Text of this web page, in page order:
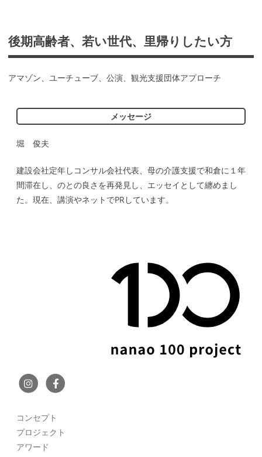
後期高齢者、若い世代、里帰りしたい方
アマゾン、ユーチューブ、公演、観光支援団体アプローチ
メッセージ
堀 俊夫
建設会社定年しコンサル会社代表、母の介護支援で和倉に１年
間滞在し、のとの良さを再発見し、エッセイとして纏めまし
た。現在、講演やネットでPRしています。
コンセプト
プロジェクト
アワード